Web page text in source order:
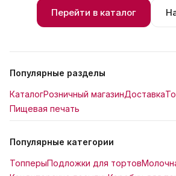
Перейти в каталог
Популярные разделы
КаталогРозничный магазинДоставка
Пищевая печать
Популярные категории
ТопперыПодложки для тортов